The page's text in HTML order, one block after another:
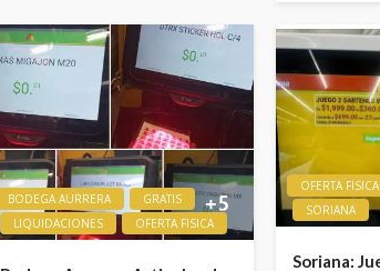
BODEGA AURRERA
GRATIS
LIQUIDACIONES
OFERTA FISICA
OFERTA FISICA
SORIANA
Soriana: